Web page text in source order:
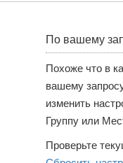
По вашему
Похоже что в
вашему
изменить
Группу или
Проверьте